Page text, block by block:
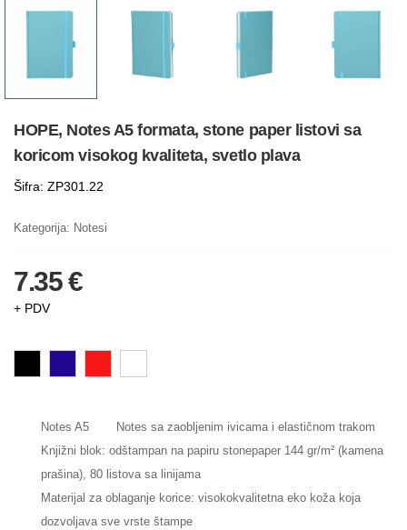
HOPE, Notes A5 formata, stone paper listovi sa
koricom visokog kvaliteta, svetlo plava
Šifra: ZP301.22
Kategorija: Notesi
7.35 €
+ PDV
Notes A5
Notes sa zaobljenim ivicama i elastičnom trakom
Knjižni blok: odštampan na papiru stonepaper 144 gr/m² (kamena
prašina), 80 listova sa linijama
Materijal za oblaganje korice: visokokvalitetna eko koža koja
dozvoljava sve vrste štampe